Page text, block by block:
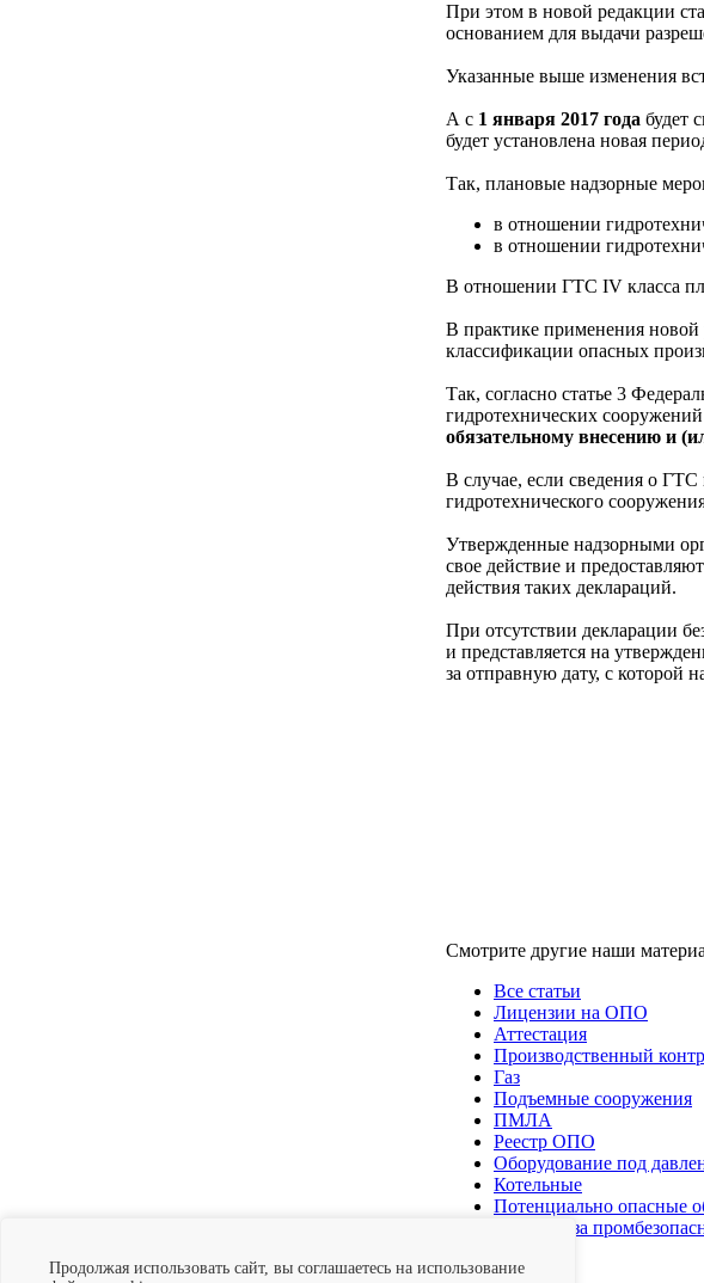
При этом в новой редакции
основанием для выдачи
Указанные выше изменения
А с 1 января 2017 года будет
будет установлена новая
Так, плановые надзорные
в отношении
в отношении
В отношении ГТС IV класса
В практике применения
классификации опасных
Так, согласно статье 3
гидротехнических
обязательному внесению и
В случае, если сведения о
гидротехнического
Утвержденные надзорными
свое действие и
действия таких деклараций.
При отсутствии декларации
и представляется на
за отправную дату, с которой
Смотрите другие наши
Все статьи
Лицензии на ОПО
Аттестация
Производственный
Газ
Подъемные сооружения
ПМЛА
Реестр ОПО
Оборудование под
Котельные
Потенциально опасные
Экспертиза
Нам доверяют
Продолжая использовать сайт, вы соглашаетесь на использование